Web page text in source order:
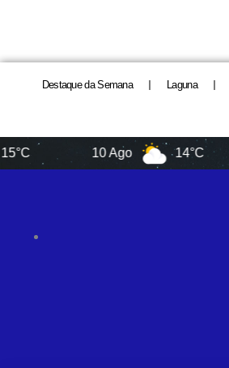
Destaque da Semana Laguna
10 Ago 14°C